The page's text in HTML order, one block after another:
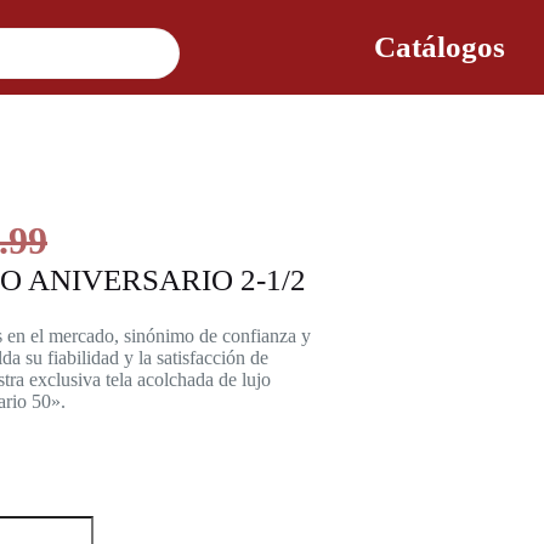
Catálogos
ANIVERSARIO 2-1/2
el mercado, sinónimo de confianza y
su fiabilidad y la satisfacción de
exclusiva tela acolchada de lujo
50».